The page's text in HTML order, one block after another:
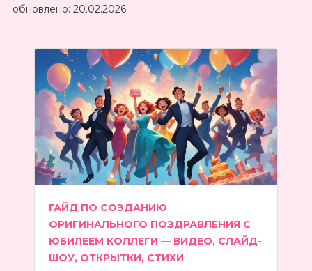
обновлено: 20.02.2026
ГАЙД ПО СОЗДАНИЮ
ОРИГИНАЛЬНОГО ПОЗДРАВЛЕНИЯ С
ЮБИЛЕЕМ КОЛЛЕГИ — ВИДЕО, СЛАЙД-
ШОУ, ОТКРЫТКИ, СТИХИ